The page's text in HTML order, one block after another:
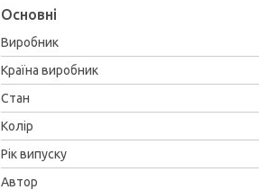
Основні
Виробник
Країна виробник
Стан
Колір
Рік випуску
Автор